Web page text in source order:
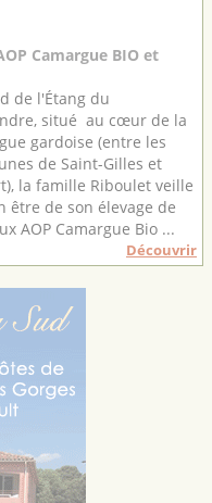
Camargue BIO et
de l'Étang du
situé au cœur de la
gardoise (entre les
de Saint-Gilles et
la famille Riboulet veille
être de son élevage de
AOP Camargue Bio ...
Découvrir